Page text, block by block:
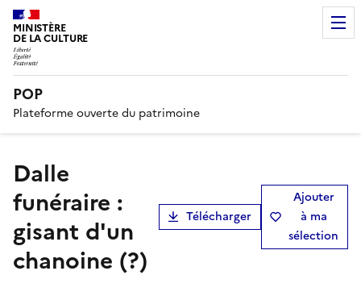
MINISTÈRE
DE LA CULTURE
POP
Plateforme ouverte du patrimoine
dalle
funéraire :
gisant d'un
chanoine (?)
Télécharger
Ajouter
à ma
sélection